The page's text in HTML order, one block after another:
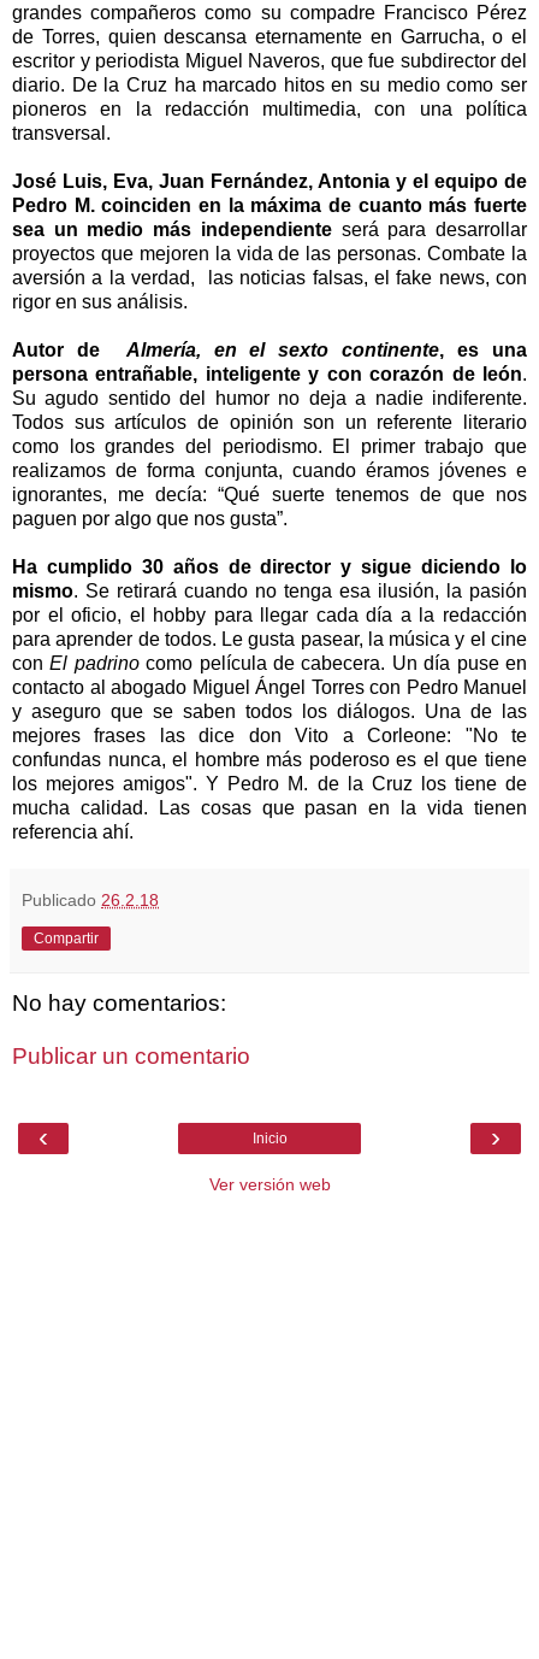
grandes compañeros como su compadre Francisco Pérez
de Torres, quien descansa eternamente en Garrucha, o el
escritor y periodista Miguel Naveros, que fue subdirector del
diario. De la Cruz ha marcado hitos en su medio como ser
pioneros en la redacción multimedia, con una política
transversal.
José Luis, Eva, Juan Fernández, Antonia y el equipo de
Pedro M. coinciden en la máxima de cuanto más fuerte
sea un medio más independiente será para desarrollar
proyectos que mejoren la vida de las personas. Combate la
aversión a la verdad, las noticias falsas, el fake news, con
rigor en sus análisis.
Autor de Almería, en el sexto continente, es una
persona entrañable, inteligente y con corazón de león.
Su agudo sentido del humor no deja a nadie indiferente.
Todos sus artículos de opinión son un referente literario
como los grandes del periodismo. El primer trabajo que
realizamos de forma conjunta, cuando éramos jóvenes e
ignorantes, me decía: “Qué suerte tenemos de que nos
paguen por algo que nos gusta”.
Ha cumplido 30 años de director y sigue diciendo lo
mismo. Se retirará cuando no tenga esa ilusión, la pasión
por el oficio, el hobby para llegar cada día a la redacción
para aprender de todos. Le gusta pasear, la música y el cine
conEl padrinocomo película de cabecera. Un día puse en
contacto al abogado Miguel Ángel Torres con Pedro Manuel
y aseguro que se saben todos los diálogos. Una de las
mejores frases las dice don Vito a Corleone: "No te
confundas nunca, el hombre más poderoso es el que tiene
los mejores amigos". Y Pedro M. de la Cruz los tiene de
mucha calidad.
Las cosas que pasan en la vida tienen
referencia ahí.
Publicado 26.2.18
Compartir
No hay comentarios:
Publicar un comentario
‹ ›
Inicio
Ver versión web